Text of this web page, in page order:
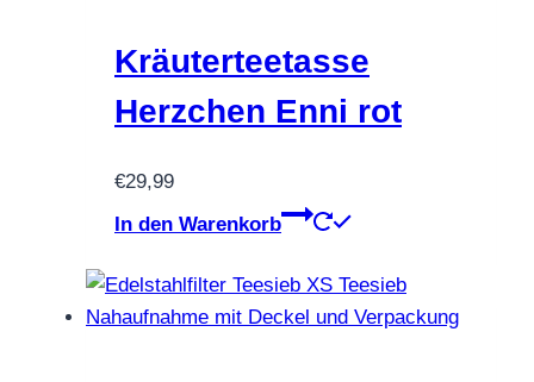
Kräuterteetasse
Herzchen Enni rot
€29,99
In den Warenkorb